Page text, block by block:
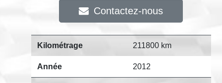
Contactez-nous
Kilométrage 211800 km
Année 2012